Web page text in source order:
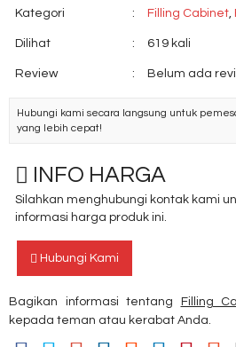
Kategori : Filling Cabinet,
Dilihat : 619 kali
Review : Belum ada
Hubungi kami secara langsung untuk
yang lebih cepat!
INFO HARGA
Silahkan menghubungi kontak kami
informasi harga produk ini.
Hubungi Kami
Bagikan informasi tentang
Filling
kepada teman atau kerabat Anda.